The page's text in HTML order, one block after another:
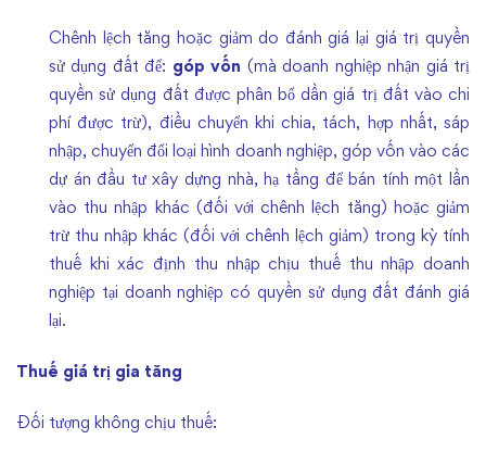
Chênh lệch tăng hoặc giảm do đánh giá lại giá trị quyền
sử dụng đất để: góp vốn (mà doanh nghiệp nhận giá trị
quyền sử dụng đất được phân bổ dần giá trị đất vào chi
phí được trừ), điều chuyển khi chia, tách, hợp nhất, sáp
nhập, chuyển đổi loại hình doanh nghiệp, góp vốn vào các
dự án đầu tư xây dựng nhà, hạ tầng để bán tính một lần
vào thu nhập khác (đối với chênh lệch tăng) hoặc giảm
trừ thu nhập khác (đối với chênh lệch giảm) trong kỳ tính
thuế khi xác định thu nhập chịu thuế thu nhập doanh
nghiệp tại doanh nghiệp có quyền sử dụng đất đánh giá
lại.
Thuế giá trị gia tăng
Đối tượng không chịu thuế: